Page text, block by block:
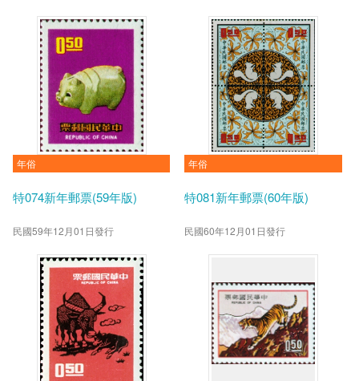
年俗
特074新年郵票(59年版)
民國59年12月01日發行
年俗
特081新年郵票(60年版)
民國60年12月01日發行